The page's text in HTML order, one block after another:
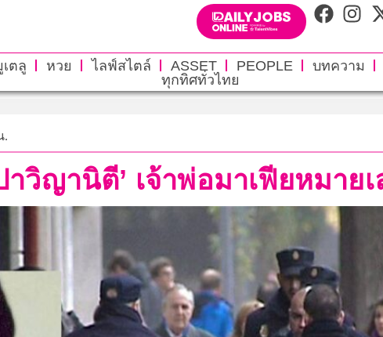
ตลู หวย ไลฟ์สไตล์ ASSET PEOPLE บทความ
ทุกทิศทั่วไทย
.
วิญานิตี’ เจ้าพ่อมาเฟียหมาย